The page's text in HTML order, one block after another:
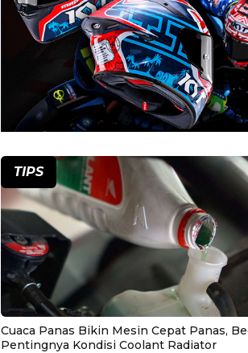
TIPS
Cuaca Panas Bikin Mesin Cepat Panas,
Pentingnya Kondisi Coolant Radiator